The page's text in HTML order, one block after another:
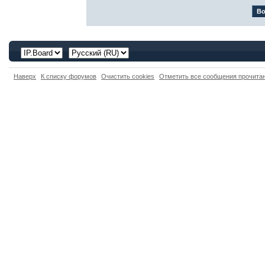
Наверх К списку форумов Очистить cookies Отметить все сообщения